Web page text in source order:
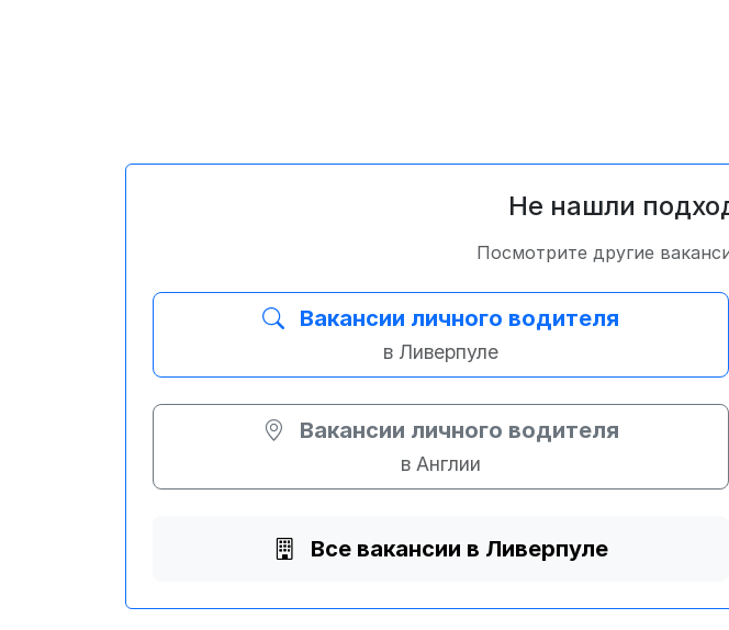
Не нашли
Посмотрите другие
Вакансии личного водителя
в Ливерпуле
Вакансии личного водителя
в Англии
Все вакансии в Ливерпуле